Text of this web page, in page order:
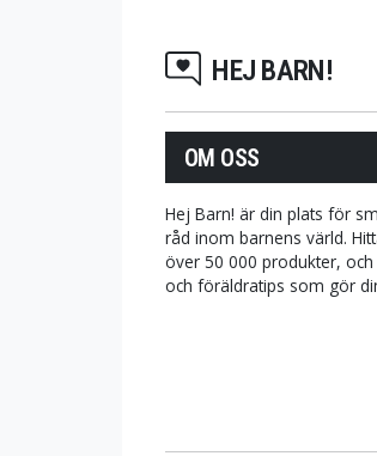
HEJ BARN!
OM OSS
Hej Barn! är din plats för
råd inom barnens värld.
över 50 000 produkter,
och föräldratips som gör